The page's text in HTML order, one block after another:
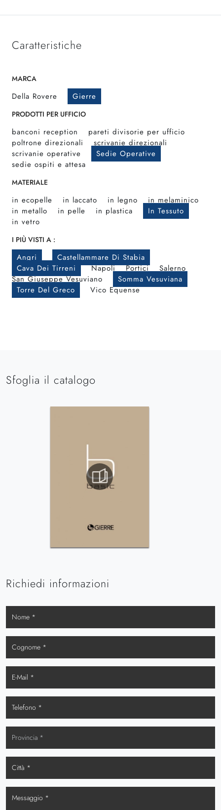
Caratteristiche
MARCA
Della Rovere Gierre
PRODOTTI PER UFFICIO
banconi reception
pareti divisorie per ufficio
poltrone direzionali
scrivanie direzionali
scrivanie operative
Sedie Operative
sedie ospiti e attesa
MATERIALE
in ecopelle in laccato in legno
in melaminico
in metallo
in pelle in plastica
In Tessuto
in vetro
I PIÙ VISTI A :
Angri
Castellammare Di Stabia
Cava Dei Tirreni
Napoli Portici
Salerno
San Giuseppe Vesuviano
Somma Vesuviana
Torre Del Greco
Vico Equense
Sfoglia il catalogo
Richiedi informazioni